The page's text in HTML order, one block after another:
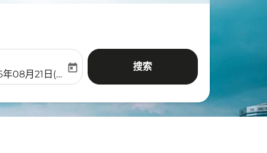
label
return-date-aria-label
08月21日(周五)
today 搜索